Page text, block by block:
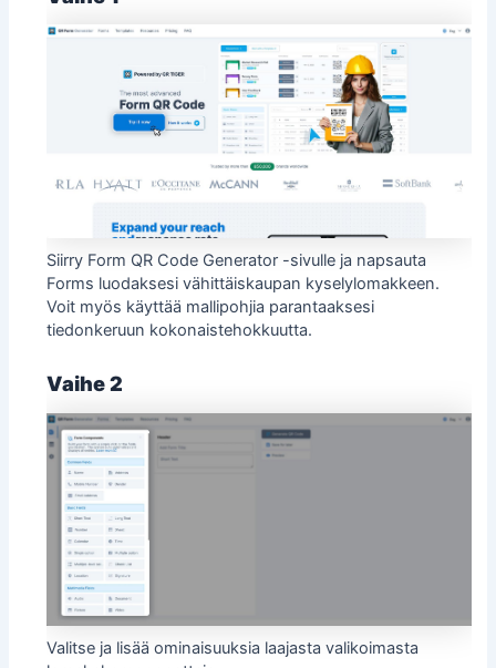
Siirry Form QR Code Generator -sivulle ja napsauta
Forms luodaksesi vähittäiskaupan kyselylomakkeen.
Voit myös käyttää mallipohjia parantaaksesi
tiedonkeruun kokonaistehokkuutta.
Vaihe 2
Valitse ja lisää ominaisuuksia laajasta valikoimasta